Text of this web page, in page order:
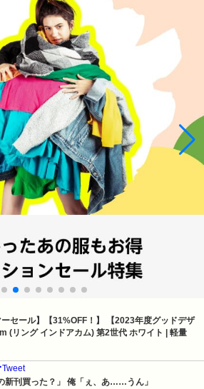
セール】【31%OFF！】 【2023年度グッドデザ
(リング インドアカム) 第2世代 ホワイト | 軽量
新刊買った？」 俺「ぇ、あ……うん」